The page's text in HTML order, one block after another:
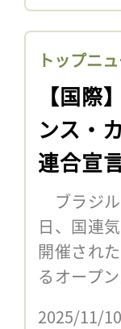
トップニ
【国際
ンス・
連合宣
ブラジ
日、国連
開催され
るオープ
2025/11/10